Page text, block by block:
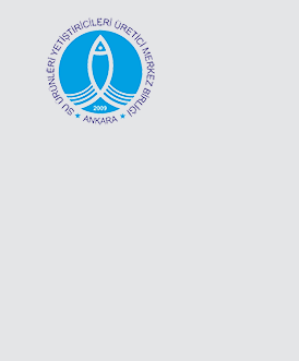
content